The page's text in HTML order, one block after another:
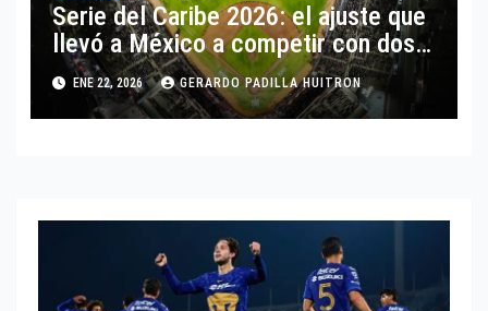
Serie del Caribe 2026: el ajuste que
llevó a México a competir con dos
equipos
ENE 22, 2026 GERARDO PADILLA HUITRON